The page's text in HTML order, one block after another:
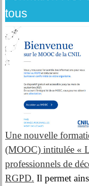
tous
Une nouvelle
(MOOC) intitulée «
professionnels de
RGPD. Il permet